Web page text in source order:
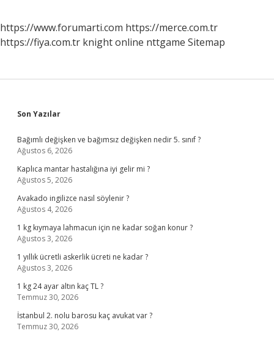
https://www.forumarti.com https://merce.com.tr
https://fiya.com.tr knight online nttgame Sitemap
Sidebar
Son Yazılar
Bağımlı değişken ve bağımsız değişken nedir 5. sınıf ?
Ağustos 6, 2026
Kaplıca mantar hastalığına iyi gelir mi ?
Ağustos 5, 2026
Avakado ingilizce nasıl söylenir ?
Ağustos 4, 2026
1 kg kıymaya lahmacun için ne kadar soğan konur ?
Ağustos 3, 2026
1 yıllık ücretli askerlik ücreti ne kadar ?
Ağustos 3, 2026
1 kg 24 ayar altın kaç TL ?
Temmuz 30, 2026
İstanbul 2. nolu barosu kaç avukat var ?
Temmuz 30, 2026